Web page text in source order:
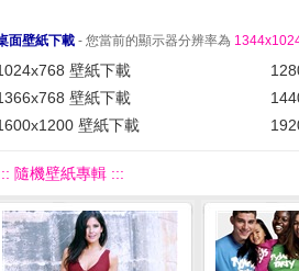
面壁紙下載 - 您當前的顯示器分辨率為
壁紙下載
壁紙下載
壁紙下載
隨機壁紙專輯 :::